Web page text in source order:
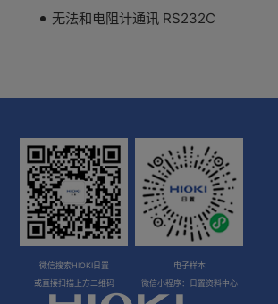
无法和电阻计通讯 RS232C
微信搜索HIOKI日置
或直接扫描上方二维码
电子样本
微信小程序：日置资料中心